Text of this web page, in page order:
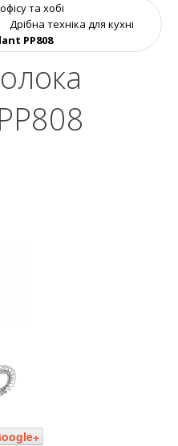
та хобі
Дрібна техніка для кухні
PP808